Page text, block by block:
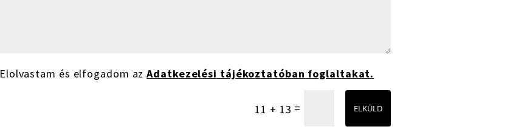
Elolvastam és elfogadom azAdatkezelési tájékoztatóban foglaltakat.
11 + 13 = ELKÜLD